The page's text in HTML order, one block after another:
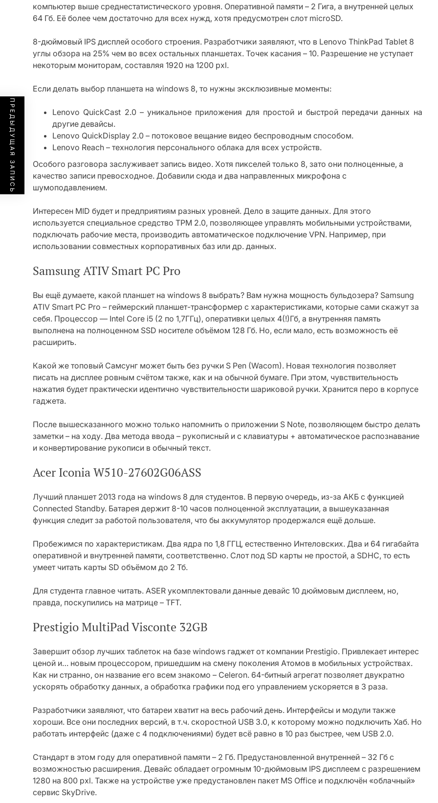
компьютер выше среднестатистического уровня. Оперативной памяти – 2 Гига, а внутренней целых
64 Гб. Её более чем достаточно для всех нужд, хотя предусмотрен слот microSD.
8-дюймовый IPS дисплей особого строения. Разработчики заявляют, что в Lenovo ThinkPad Tablet 8
углы обзора на 25% чем во всех остальных планшетах. Точек касания – 10. Разрешение не уступает
некоторым мониторам, составляя 1920 на 1200 pxl.
Если делать выбор планшета на windows 8, то нужны эксклюзивные моменты:
Lenovo QuickCast 2.0 – уникальное приложения для простой и быстрой передачи данных на
другие девайсы.
Lenovo QuickDisplay 2.0 – потоковое вещание видео беспроводным способом.
Lenovo Reach – технология персонального облака для всех устройств.
Особого разговора заслуживает запись видео. Хотя пикселей только 8, зато они полноценные, а
качество записи превосходное. Добавили сюда и два направленных микрофона с
шумоподавлением.
Интересен MID будет и предприятиям разных уровней. Дело в защите данных. Для этого
используется специальное средство TPM 2.0, позволяющее управлять мобильными устройствами,
подключать рабочие места, производить автоматическое подключение VPN. Например, при
использовании совместных корпоративных баз или др. данных.
Samsung ATIV Smart PC Pro
Вы ещё думаете, какой планшет на windows 8 выбрать? Вам нужна мощность бульдозера? Samsung
ATIV Smart PC Pro – геймерский планшет-трансформер с характеристиками, которые сами скажут за
себя. Процессор — Intel Core i5 (2 по 1,7ГГц), оперативки целых 4(!)Гб, а внутренняя память
выполнена на полноценном SSD носителе объёмом 128 Гб. Но, если мало, есть возможность её
расширить.
Какой же топовый Самсунг может быть без ручки S Pen (Wacom). Новая технология позволяет
писать на дисплее ровным счётом также, как и на обычной бумаге. При этом, чувствительность
нажатия будет практически идентично чувствительности шариковой ручки. Хранится перо в корпусе
гаджета.
После вышесказанного можно только напомнить о приложении S Note, позволяющем быстро делать
заметки – на ходу. Два метода ввода – рукописный и с клавиатуры + автоматическое распознавание
и конвертирование рукописи в обычный текст.
Acer Iconia W510-27602G06ASS
Лучший планшет 2013 года на windows 8 для студентов. В первую очередь, из-за АКБ с функцией
Connected Standby. Батарея держит 8-10 часов полноценной эксплуатации, а вышеуказанная
функция следит за работой пользователя, что бы аккумулятор продержался ещё дольше.
Пробежимся по характеристикам. Два ядра по 1,8 ГГЦ, естественно Интеловских. Два и 64 гигабайта
оперативной и внутренней памяти, соответственно. Слот под SD карты не простой, а SDHC, то есть
умеет читать карты SD объёмом до 2 Тб.
Для студента главное читать. ASER укомплектовали данные девайс 10 дюймовым дисплеем, но,
правда, поскупились на матрице – TFT.
Prestigio MultiPad Visconte 32GB
Завершит обзор лучших таблеток на базе windows гаджет от компании Prestigio. Привлекает интерес
ценой и… новым процессором, пришедшим на смену поколения Атомов в мобильных устройствах.
Как ни странно, он название его всем знакомо – Celeron. 64-битный агрегат позволяет двукратно
ускорять обработку данных, а обработка графики под его управлением ускоряется в 3 раза.
Разработчики заявляют, что батареи хватит на весь рабочий день. Интерфейсы и модули также
хороши. Все они последних версий, в т.ч. скоростной USB 3.0, к которому можно подключить Хаб. Но
работать интерфейс (даже с 4 подключениями) будет всё равно в 10 раз быстрее, чем USB 2.0.
Стандарт в этом году для оперативной памяти – 2 Гб. Предустановленной внутренней – 32 Гб с
возможностью расширения. Девайс обладает огромным 10-дюймовым IPS дисплеем с разрешением
1280 на 800 pxl. Также на устройстве уже предустановлен пакет MS Office и подключён «облачный»
сервис SkyDrive.
ПРЕДЫДУЩАЯ ЗАПИСЬ